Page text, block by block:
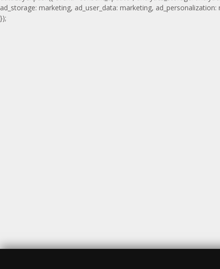
ad_storage: marketing, ad_user_data: marketing, ad_personalization:
});